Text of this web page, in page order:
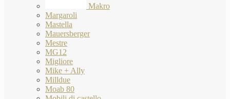
Makro
Margaroli
Mastella
Mauersberger
Mestre
MG12
Migliore
Mike + Ally
Milldue
Moab 80